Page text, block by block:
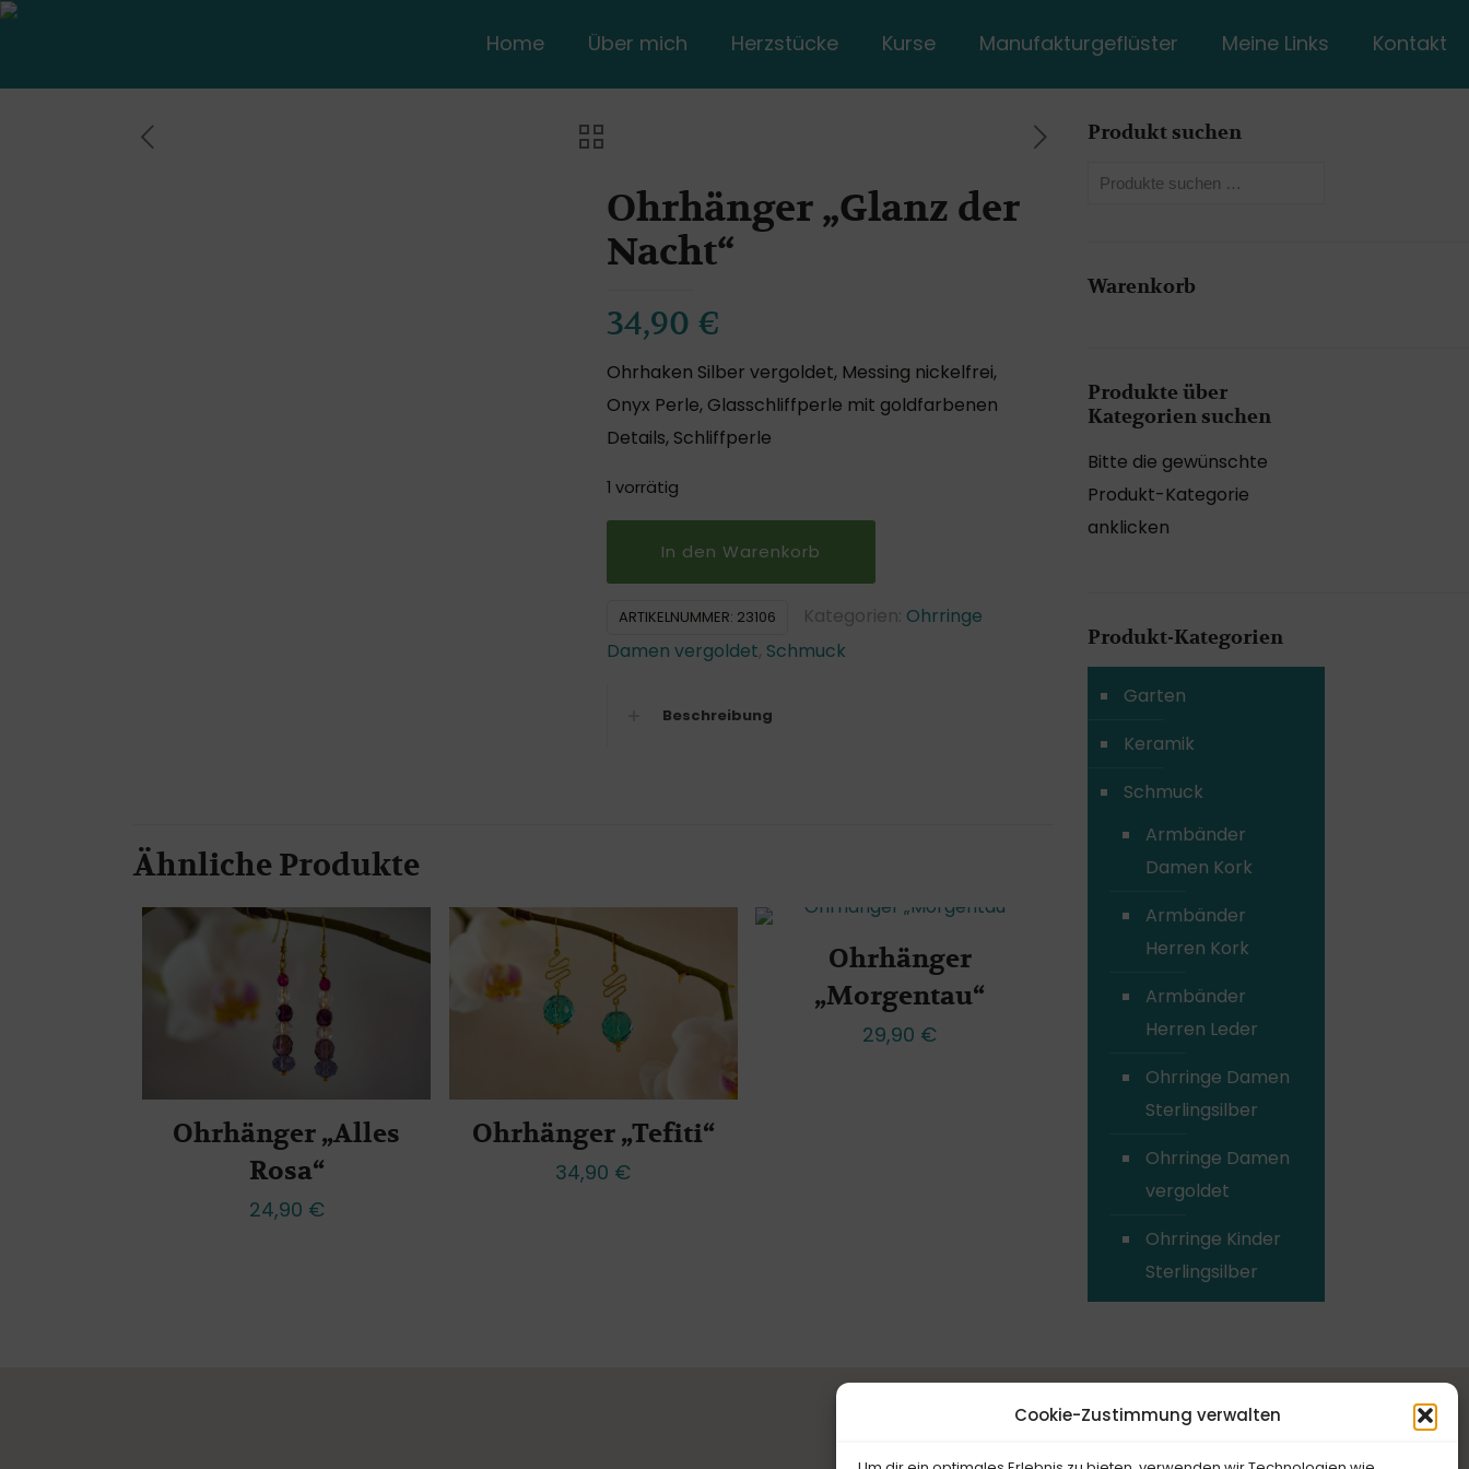
Cookie-Zustimmung verwalten
Home Über mich Herzstücke Kurse Manufakturgeflüster Meine Links Kontakt
Ohrhänger „Glanz der
Nacht“
34,90 €
Ohrhaken Silber vergoldet, Messing nickelfrei,
Onyx Perle, Glasschliffperle mit goldfarbenen
Details, Schliffperle
1 vorrätig
In den Warenkorb
ARTIKELNUMMER: 23106 Kategorien: Ohrringe
Damen vergoldet, Schmuck
Beschreibung
Ähnliche Produkte
Ohrhänger „Alles
Rosa“
24,90 €
Ohrhänger „Tefiti“
34,90 €
Ohrhänger
„Morgentau“
29,90 €
Produkt suchen
Warenkorb
Produkte über
Kategorien suchen
Bitte die gewünschte
Produkt-Kategorie
anklicken
Produkt-Kategorien
Garten
Keramik
Schmuck
Armbänder
Damen Kork
Armbänder
Herren Kork
Armbänder
Herren Leder
Ohrringe Damen
Sterlingsilber
Ohrringe Damen
vergoldet
Ohrringe Kinder
Sterlingsilber